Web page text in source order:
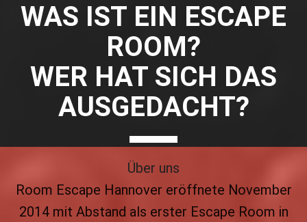
WAS IST EIN ESCAPE
ROOM?
WER HAT SICH DAS
AUSGEDACHT?
Über uns
Room Escape Hannover eröffnete November
2014 mit Abstand als erster Escape Room in